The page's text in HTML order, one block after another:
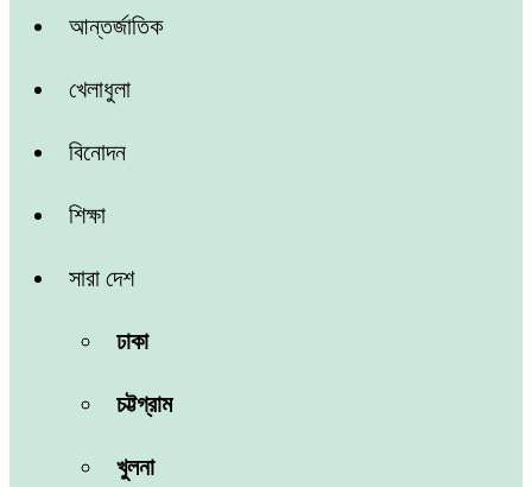
আন্তর্জাতিক
খেলাধুলা
বিনোদন
শিক্ষা
সারা দেশ
ঢাকা
চট্টগ্রাম
খুলনা